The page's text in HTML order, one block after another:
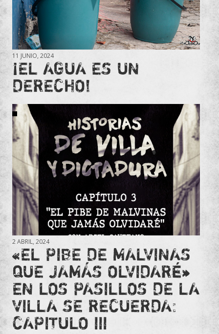
11 JUNIO, 2024
¡EL AGUA ES UN
DERECHO!
2 ABRIL, 2024
«EL PIBE DE MALVINAS
QUE JAMÁS OLVIDARÉ»
EN LOS PASILLOS DE LA
VILLA SE RECUERDA:
CAPITULO III